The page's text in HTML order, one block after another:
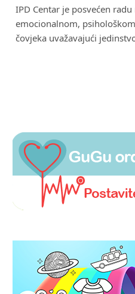
IPD Centar je posvećen
emocionalnom,
čovjeka uvažavajući